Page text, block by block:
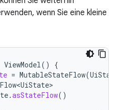
wenn Sie eine kleine
ViewModel()
{
= MutableStateFlow(
.asStateFlow()